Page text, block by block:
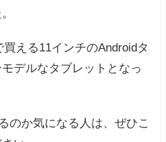
える11インチのAndroidタ
デルなタブレットとなっ
のか気になる人は、ぜひこ